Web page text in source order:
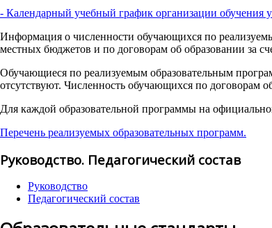
- Календарный учебный график организации обучения
Информация о численности обучающихся по
местных бюджетов и по договорам об образовании за
Обучающиеся по реализуемым образовательным
отсутствуют. Численность обучающихся по договорам
Для каждой образовательной программы на
Перечень реализуемых образовательных программ.
Руководство. Педагогический состав
Руководство
Педагогический состав